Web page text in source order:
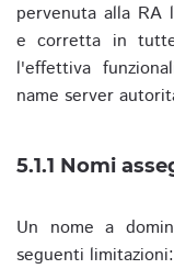
pervenuta alla RA
e corretta in
l'effettiva
name server
5.1.1 Nomi
Un nome a
seguenti limitazioni: